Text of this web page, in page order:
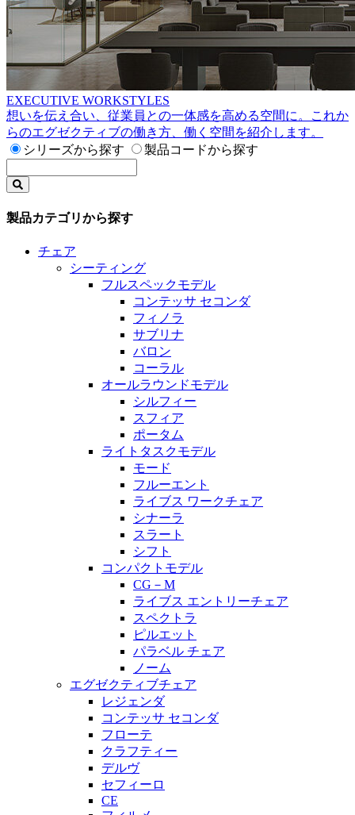
EXECUTIVE WORKSTYLES
想いを伝え合い、従業員との一体感を高める空間に。これか
らのエグゼクティブの働き方、働く空間を紹介します。
シリーズから探す
製品コードから探す
製品カテゴリから探す
チェア
シーティング
フルスペックモデル
コンテッサ セコンダ
フィノラ
サブリナ
バロン
コーラル
オールラウンドモデル
シルフィー
スフィア
ポータム
ライトタスクモデル
モード
フルーエント
ライブス ワークチェア
シナーラ
スラート
シフト
コンパクトモデル
CG－M
ライブス エントリーチェア
スペクトラ
ピルエット
パラベル チェア
ノーム
エグゼクティブチェア
レジェンダ
コンテッサ セコンダ
フローテ
クラフティー
デルヴ
セフィーロ
CE